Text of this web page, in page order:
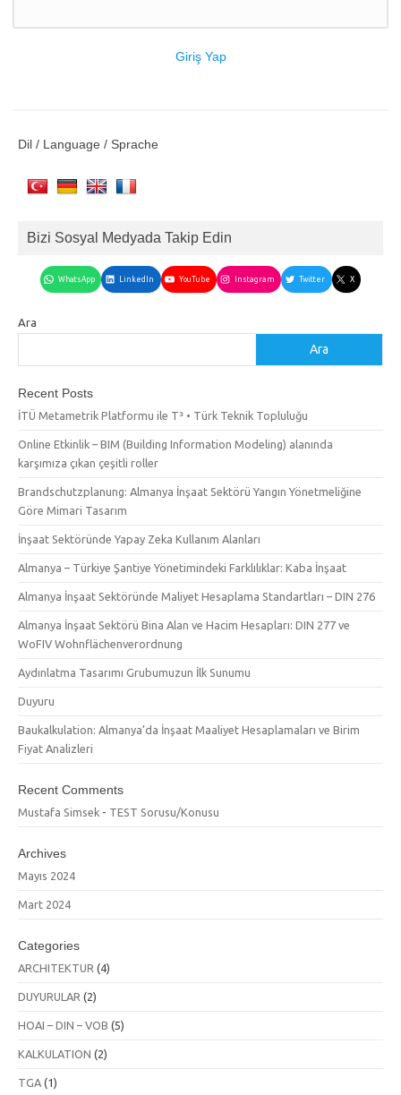
Giriş Yap
Dil / Language / Sprache
Bizi Sosyal Medyada Takip Edin
WhatsApp LinkedIn YouTube Instagram Twitter X
Ara
Ara
Recent Posts
İTÜ Metametrik Platformu ile T³ • Türk Teknik Topluluğu
Online Etkinlik – BIM (Building Information Modeling) alanında
karşımıza çıkan çeşitli roller
Brandschutzplanung: Almanya İnşaat Sektörü Yangın Yönetmeliğine
Göre Mimari Tasarım
İnşaat Sektöründe Yapay Zeka Kullanım Alanları
Almanya – Türkiye Şantiye Yönetimindeki Farklılıklar: Kaba İnşaat
Almanya İnşaat Sektöründe Maliyet Hesaplama Standartları – DIN 276
Almanya İnşaat Sektörü Bina Alan ve Hacim Hesapları: DIN 277 ve
WoFIV Wohnflächenverordnung
Aydınlatma Tasarımı Grubumuzun İlk Sunumu
Duyuru
Baukalkulation: Almanya’da İnşaat Maaliyet Hesaplamaları ve Birim
Fiyat Analizleri
Recent Comments
Mustafa Simsek - TEST Sorusu/Konusu
Archives
Mayıs 2024
Mart 2024
Categories
ARCHITEKTUR (4)
DUYURULAR (2)
HOAI – DIN – VOB (5)
KALKULATION (2)
TGA (1)